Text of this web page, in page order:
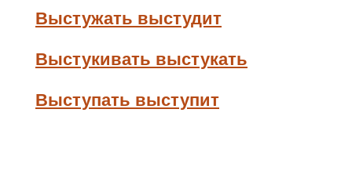
Выстужать выстудит
Выстукивать выстукать
Выступать выступит